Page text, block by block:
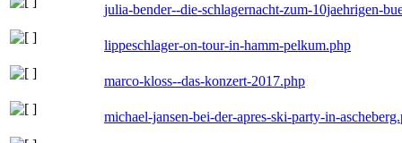
julia-bender--die-schlagernacht-zum-10jaehrigen-
lippeschlager-on-tour-in-hamm-pelkum.php
marco-kloss--das-konzert-2017.php
michael-jansen-bei-der-apres-ski-party-in-